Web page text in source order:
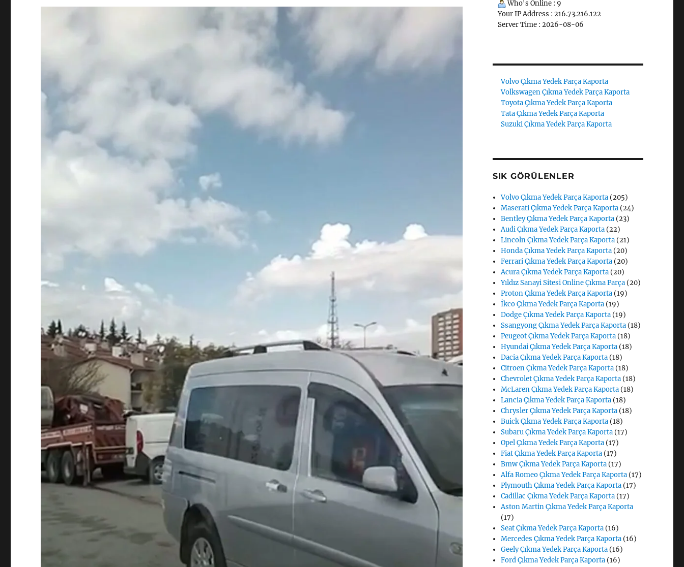
Who's Online : 9
Your IP Address : 216.73.216.122
Server Time : 2026-08-06
Volvo Çıkma Yedek Parça Kaporta
Volkswagen Çıkma Yedek Parça Kaporta
Toyota Çıkma Yedek Parça Kaporta
Tata Çıkma Yedek Parça Kaporta
Suzuki Çıkma Yedek Parça Kaporta
SIK GÖRÜLENLER
Volvo Çıkma Yedek Parça Kaporta (205)
Maserati Çıkma Yedek Parça Kaporta (24)
Bentley Çıkma Yedek Parça Kaporta (23)
Audi Çıkma Yedek Parça Kaporta (22)
Lincoln Çıkma Yedek Parça Kaporta (21)
Honda Çıkma Yedek Parça Kaporta (20)
Ferrari Çıkma Yedek Parça Kaporta (20)
Acura Çıkma Yedek Parça Kaporta (20)
Yıldız Sanayi Sitesi Online Çıkma Parça (20)
Proton Çıkma Yedek Parça Kaporta (19)
İkco Çıkma Yedek Parça Kaporta (19)
Dodge Çıkma Yedek Parça Kaporta (19)
Ssangyong Çıkma Yedek Parça Kaporta (18)
Peugeot Çıkma Yedek Parça Kaporta (18)
Hyundai Çıkma Yedek Parça Kaporta (18)
Dacia Çıkma Yedek Parça Kaporta (18)
Citroen Çıkma Yedek Parça Kaporta (18)
Chevrolet Çıkma Yedek Parça Kaporta (18)
McLaren Çıkma Yedek Parça Kaporta (18)
Lancia Çıkma Yedek Parça Kaporta (18)
Chrysler Çıkma Yedek Parça Kaporta (18)
Buick Çıkma Yedek Parça Kaporta (18)
Subaru Çıkma Yedek Parça Kaporta (17)
Opel Çıkma Yedek Parça Kaporta (17)
Fiat Çıkma Yedek Parça Kaporta (17)
Bmw Çıkma Yedek Parça Kaporta (17)
Alfa Romeo Çıkma Yedek Parça Kaporta (17)
Plymouth Çıkma Yedek Parça Kaporta (17)
Cadillac Çıkma Yedek Parça Kaporta (17)
Aston Martin Çıkma Yedek Parça Kaporta
(17)
Seat Çıkma Yedek Parça Kaporta (16)
Mercedes Çıkma Yedek Parça Kaporta (16)
Geely Çıkma Yedek Parça Kaporta (16)
Ford Çıkma Yedek Parça Kaporta (16)